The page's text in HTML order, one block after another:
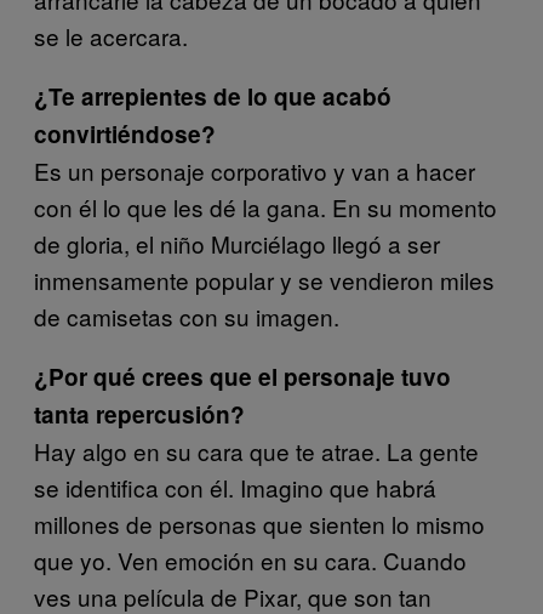
se le acercara.
¿Te arrepientes de lo que acabó
convirtiéndose?
Es un personaje corporativo y van a hacer
con él lo que les dé la gana. En su momento
de gloria, el niño Murciélago llegó a ser
inmensamente popular y se vendieron miles
de camisetas con su imagen.
¿Por qué crees que el personaje tuvo
tanta repercusión?
Hay algo en su cara que te atrae. La gente
se identifica con él. Imagino que habrá
millones de personas que sienten lo mismo
que yo. Ven emoción en su cara. Cuando
ves una película de Pixar, que son tan